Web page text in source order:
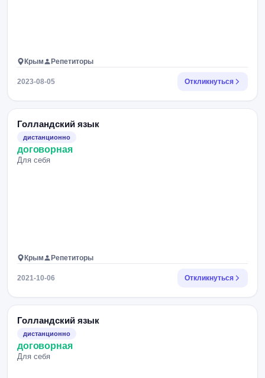
Крым Репетиторы
2023-08-05 Откликнуться
Голландский язык
дистанционно
договорная
Для себя
Крым Репетиторы
2021-10-06 Откликнуться
Голландский язык
дистанционно
договорная
Для себя